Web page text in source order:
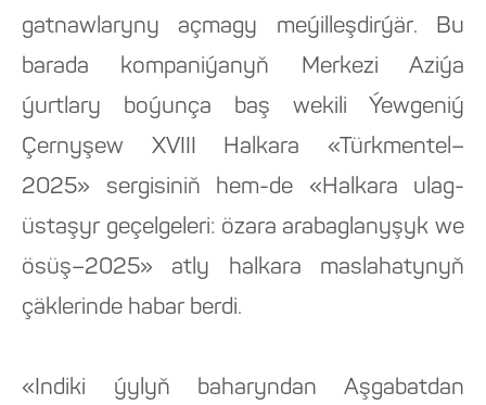
gatnawlaryny açmagy meýilleşdirýär. Bu
barada kompaniýanyň Merkezi Aziýa
ýurtlary boýunça baş wekili Ýewgeniý
Çernyşew XVIII Halkara «Türkmentel–
2025» sergisiniň hem-de «Halkara ulag-
üstaşyr geçelgeleri: özara arabaglanyşyk we
ösüş–2025» atly halkara maslahatynyň
çäklerinde habar berdi.
«Indiki ýylyň baharyndan Aşgabatdan